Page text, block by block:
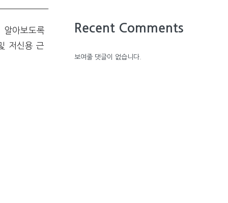
아보도록
저신용 근
Recent Comments
보여줄 댓글이 없습니다.